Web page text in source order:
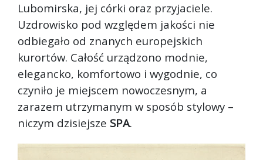
Lubomirska, jej córki oraz przyjaciele.
Uzdrowisko pod względem jakości nie
odbiegało od znanych europejskich
kurortów. Całość urządzono modnie,
elegancko, komfortowo i wygodnie, co
czyniło je miejscem nowoczesnym, a
zarazem utrzymanym w sposób stylowy –
niczym dzisiejsze SPA.